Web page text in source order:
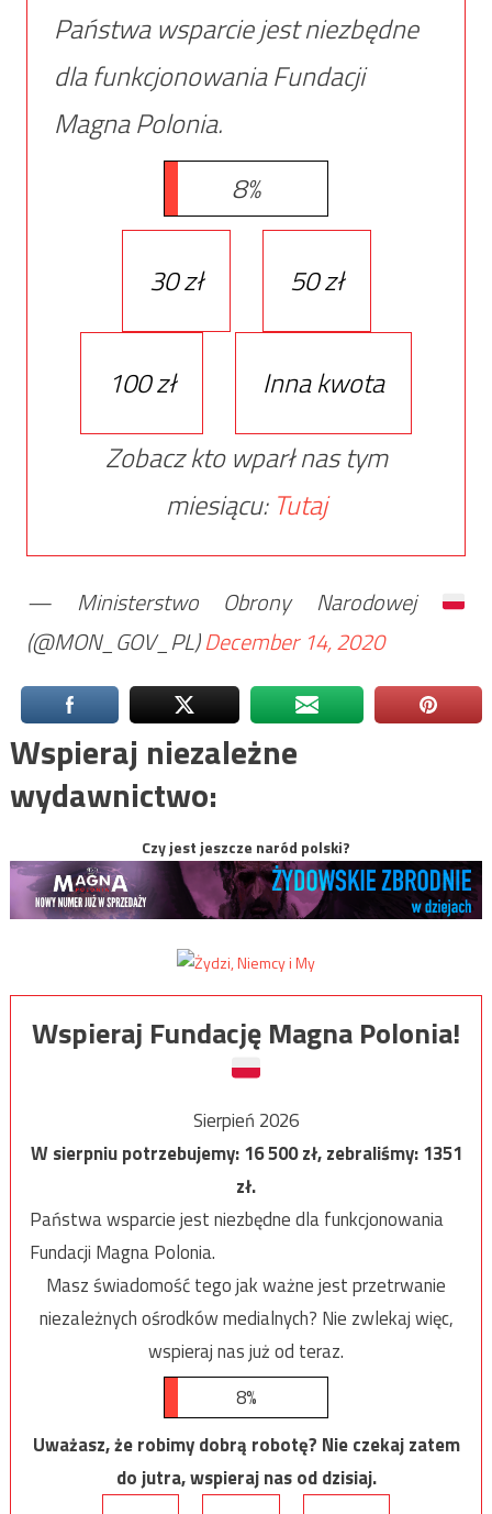
Państwa wsparcie jest niezbędne
dla funkcjonowania Fundacji
Magna Polonia.
8%
30 zł 50 zł
100 zł
Inna kwota
Zobacz kto wparł nas tym
miesiącu: Tutaj
— Ministerstwo Obrony Narodowej
(@MON_GOV_PL)December 14, 2020
Wspieraj niezależne
wydawnictwo:
Czy jest jeszcze naród polski?
Wspieraj Fundację Magna Polonia!
Sierpień 2026
W sierpniu potrzebujemy:16 500zł, zebraliśmy:1351
zł.
Państwa wsparcie jest niezbędne dla funkcjonowania
Fundacji Magna Polonia.
Masz świadomość tego jak ważne jest przetrwanie
niezależnych ośrodków medialnych? Nie zwlekaj więc,
wspieraj nas już od teraz.
8%
Uważasz, że robimy dobrą robotę? Nie czekaj zatem
do jutra, wspieraj nas od dzisiaj.